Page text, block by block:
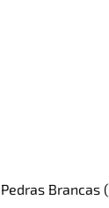
Pedras Brancas